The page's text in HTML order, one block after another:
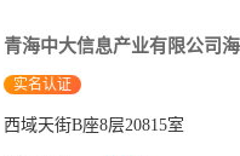
实名认证
西域天街B座8层20815室